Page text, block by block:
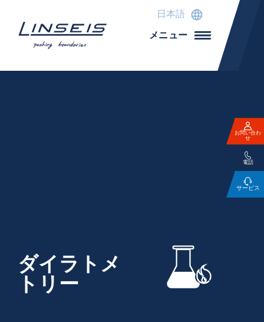
日本語
メニュー
ダイラトメ
トリー
お問い合わ
せ
電話
サービス